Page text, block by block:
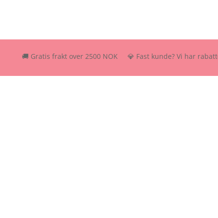
🚚 Gratis frakt over 2500 NOK 💎 Fast kunde? Vi har